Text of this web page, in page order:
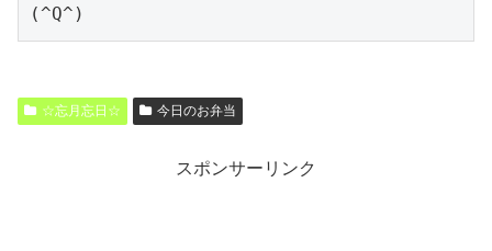
(^Q^)
☆忘月忘日☆ 今日のお弁当
スポンサーリンク